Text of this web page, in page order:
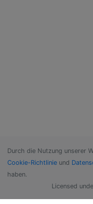
Durch die Nutzung unserer
Cookie-Richtlinie und
haben.
Licensed